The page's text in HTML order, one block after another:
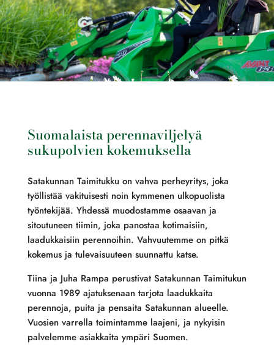
Suomalaista perennaviljelyä
sukupolvien kokemuksella
Satakunnan Taimitukku on vahva perheyritys, joka
työllistää vakituisesti noin kymmenen ulkopuolista
työntekijää. Yhdessä muodostamme osaavan ja
sitoutuneen tiimin, joka panostaa kotimaisiin,
laadukkaisiin perennoihin. Vahvuutemme on pitkä
kokemus ja tulevaisuuteen suunnattu katse.
Tiina ja Juha Rampa perustivat Satakunnan Taimitukun
vuonna 1989 ajatuksenaan tarjota laadukkaita
perennoja, puita ja pensaita Satakunnan alueelle.
Vuosien varrella toimintamme laajeni, ja nykyisin
palvelemme asiakkaita ympäri Suomen.